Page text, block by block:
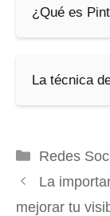
¿Qué es
La técnica
Categorías
Redes
La
mejorar tu